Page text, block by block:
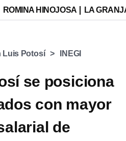
ROMINA HINOJOSA LA
Luis Potosí INEGI
se posiciona
con mayor
de